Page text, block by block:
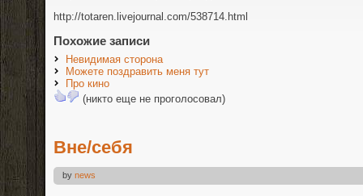
http://totaren.livejournal.com/538714.html
Похожие записи
Невидимая сторона
Можете поздравить меня тут
Про кино
(никто еще не проголосовал)
Вне/себя
by news